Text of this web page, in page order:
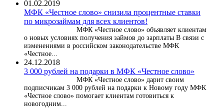
01.02.2019
МФК «Честное слово» снизила процентные ставки
по микрозаймам для всех клиентов!
МФК «Честное слово» объявляет клиентам
о новых условиях получения займов до зарплаты В связи с
изменениями в российском законодательстве МФК
«Честное...
24.12.2018
3 000 рублей на подарки в МФК «Честное слово»
МФК «Честное слово» дарит своим
подписчикам 3 000 рублей на подарки к Новому году МФК
«Честное слово» помогает клиентам готовиться к
новогодним...